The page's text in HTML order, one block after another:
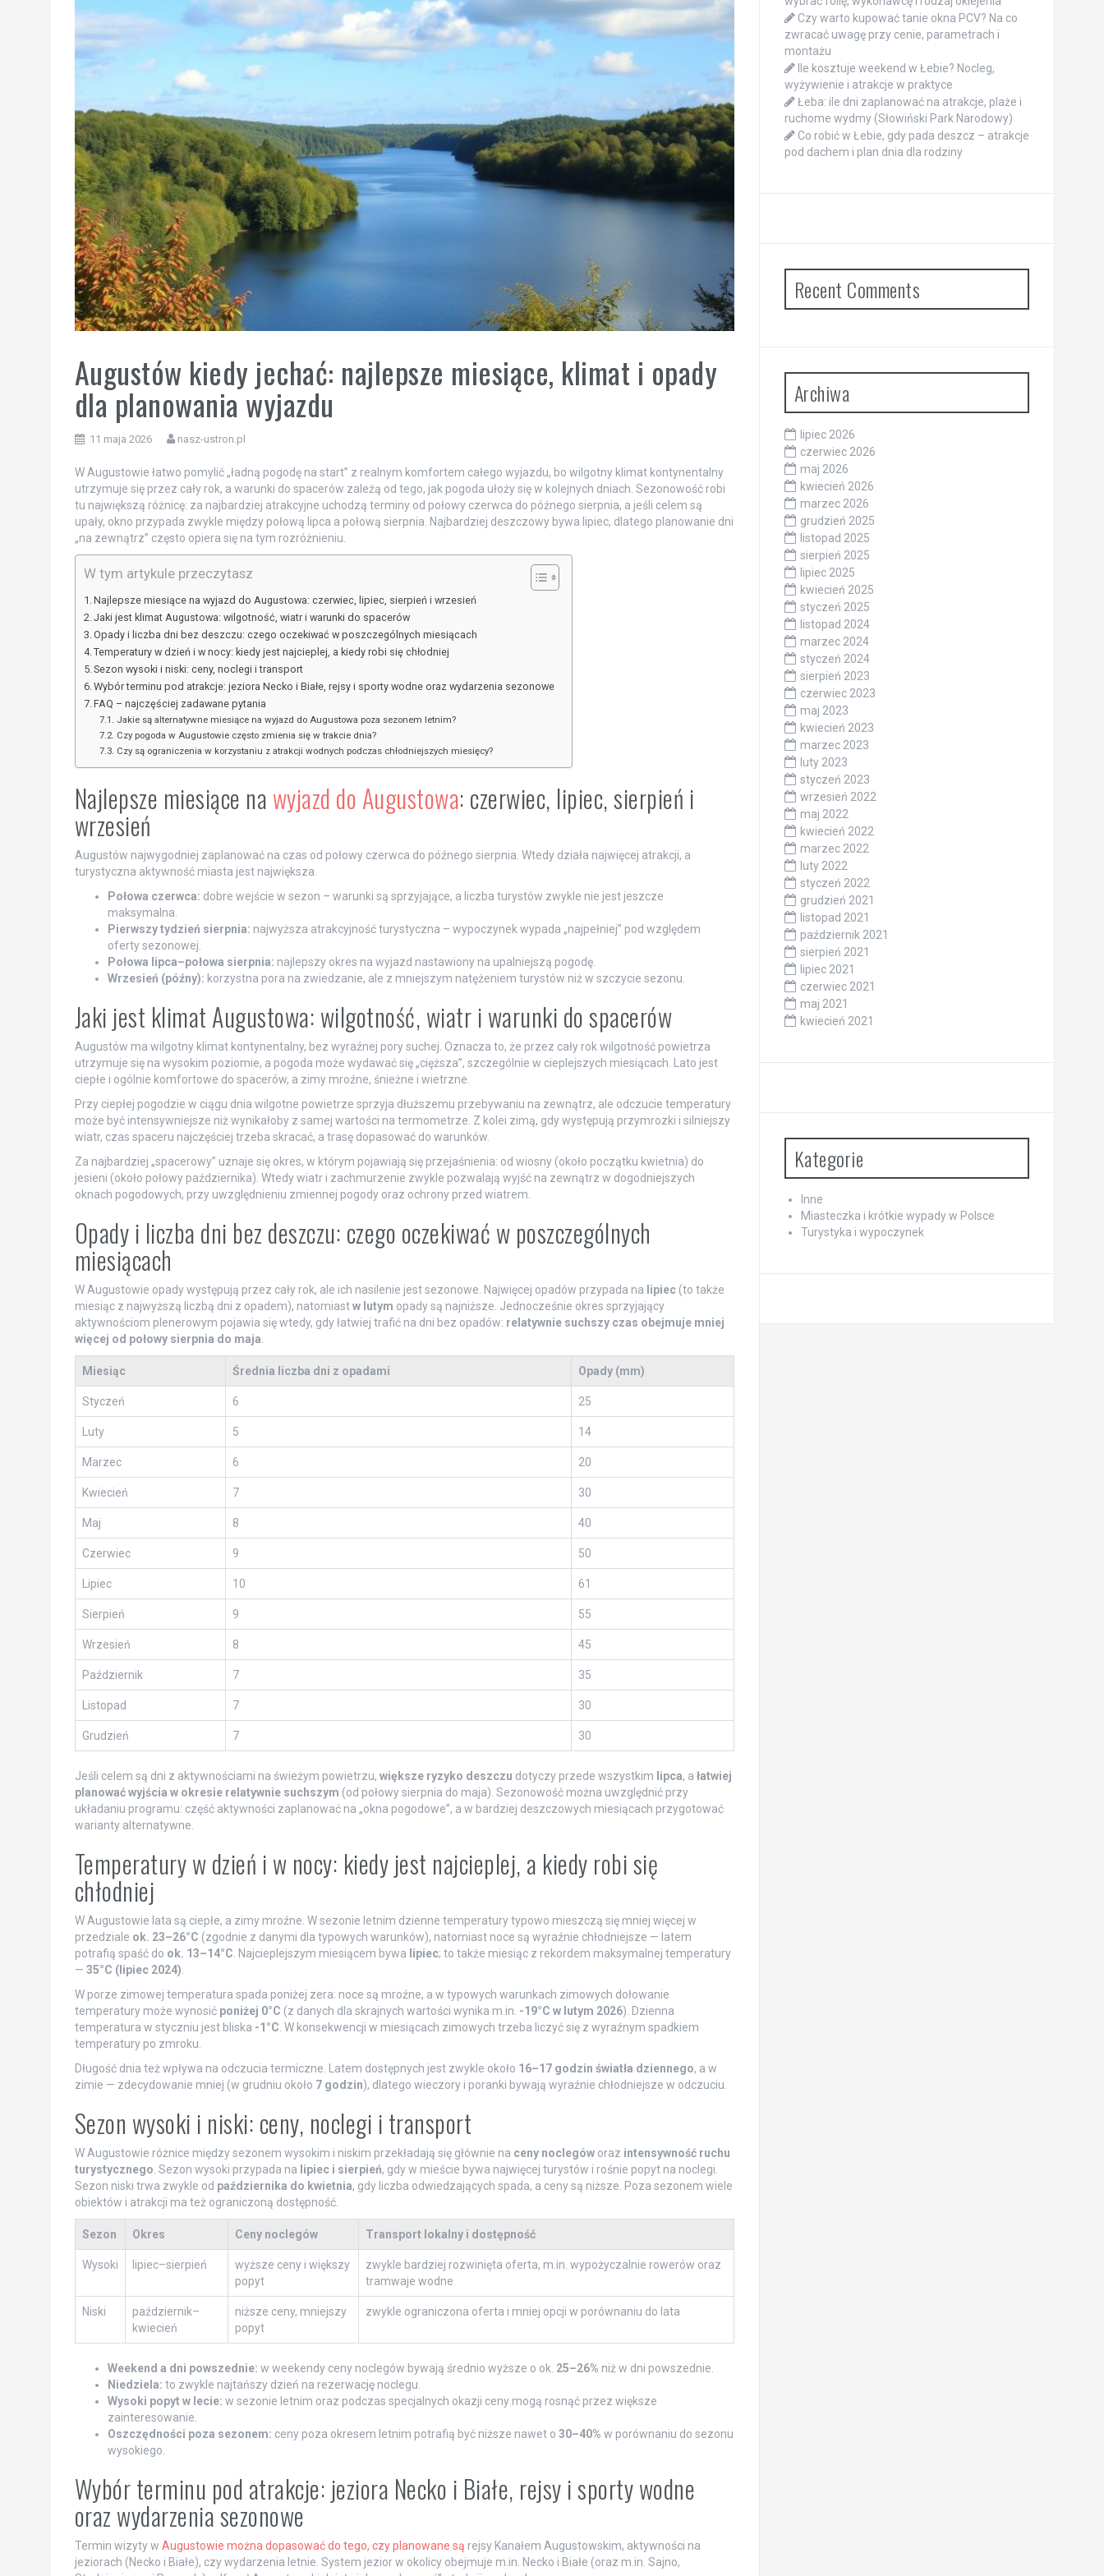
Augustów kiedy jechać: najlepsze miesiące, klimat i opady
dla planowania wyjazdu
11 maja 2026 nasz-ustron.pl
W Augustowie łatwo pomylić „ładną pogodę na start” z realnym komfortem całego wyjazdu, bo wilgotny klimat kontynentalny
utrzymuje się przez cały rok, a warunki do spacerów zależą od tego, jak pogoda ułoży się w kolejnych dniach. Sezonowość robi
tu największą różnicę: za najbardziej atrakcyjne uchodzą terminy od połowy czerwca do późnego sierpnia, a jeśli celem są
upały, okno przypada zwykle między połową lipca a połową sierpnia. Najbardziej deszczowy bywa lipiec, dlatego planowanie dni
„na zewnątrz” często opiera się na tym rozróżnieniu.
W tym artykule przeczytasz
Najlepsze miesiące na wyjazd do Augustowa: czerwiec, lipiec, sierpień i wrzesień
Jaki jest klimat Augustowa: wilgotność, wiatr i warunki do spacerów
Opady i liczba dni bez deszczu: czego oczekiwać w poszczególnych miesiącach
Temperatury w dzień i w nocy: kiedy jest najcieplej, a kiedy robi się chłodniej
Sezon wysoki i niski: ceny, noclegi i transport
Wybór terminu pod atrakcje: jeziora Necko i Białe, rejsy i sporty wodne oraz wydarzenia sezonowe
FAQ – najczęściej zadawane pytania
Jakie są alternatywne miesiące na wyjazd do Augustowa poza sezonem letnim?
Czy pogoda w Augustowie często zmienia się w trakcie dnia?
Czy są ograniczenia w korzystaniu z atrakcji wodnych podczas chłodniejszych miesięcy?
Najlepsze miesiące na wyjazd do Augustowa: czerwiec, lipiec, sierpień i
wrzesień
Augustów najwygodniej zaplanować na czas od połowy czerwca do późnego sierpnia. Wtedy działa najwięcej atrakcji, a
turystyczna aktywność miasta jest największa.
Połowa czerwca: dobre wejście w sezon – warunki są sprzyjające, a liczba turystów zwykle nie jest jeszcze
maksymalna.
Pierwszy tydzień sierpnia: najwyższa atrakcyjność turystyczna – wypoczynek wypada „najpełniej” pod względem
oferty sezonowej.
Połowa lipca–połowa sierpnia: najlepszy okres na wyjazd nastawiony na upalniejszą pogodę.
Wrzesień (późny): korzystna pora na zwiedzanie, ale z mniejszym natężeniem turystów niż w szczycie sezonu.
Jaki jest klimat Augustowa: wilgotność, wiatr i warunki do spacerów
Augustów ma wilgotny klimat kontynentalny, bez wyraźnej pory suchej. Oznacza to, że przez cały rok wilgotność powietrza
utrzymuje się na wysokim poziomie, a pogoda może wydawać się „cięższa”, szczególnie w cieplejszych miesiącach. Lato jest
ciepłe i ogólnie komfortowe do spacerów, a zimy mroźne, śnieżne i wietrzne.
Przy ciepłej pogodzie w ciągu dnia wilgotne powietrze sprzyja dłuższemu przebywaniu na zewnątrz, ale odczucie temperatury
może być intensywniejsze niż wynikałoby z samej wartości na termometrze. Z kolei zimą, gdy występują przymrozki i silniejszy
wiatr, czas spaceru najczęściej trzeba skracać, a trasę dopasować do warunków.
Za najbardziej „spacerowy” uznaje się okres, w którym pojawiają się przejaśnienia: od wiosny (około początku kwietnia) do
jesieni (około połowy października). Wtedy wiatr i zachmurzenie zwykle pozwalają wyjść na zewnątrz w dogodniejszych
oknach pogodowych, przy uwzględnieniu zmiennej pogody oraz ochrony przed wiatrem.
Opady i liczba dni bez deszczu: czego oczekiwać w poszczególnych
miesiącach
W Augustowie opady występują przez cały rok, ale ich nasilenie jest sezonowe. Najwięcej opadów przypada na lipiec(to także
miesiąc z najwyższą liczbą dni z opadem), natomiastw lutym opady są najniższe. Jednocześnie okres sprzyjający
aktywnościom plenerowym pojawia się wtedy, gdy łatwiej trafić na dni bez opadów: relatywnie suchszy czas obejmuje mniej
więcej od połowy sierpnia do maja
Miesiąc Średnia liczba dni z opadami Opady (mm)
Styczeń 6 25
Luty 5 14
Marzec 6 20
Kwiecień 7 30
Maj 8 40
Czerwiec 9 50
Lipiec 10 61
Sierpień 9 55
Wrzesień 8 45
Październik 7 35
Listopad 7 30
Grudzień 7 30
Jeśli celem są dni z aktywnościami na świeżym powietrzu, większe ryzyko deszczu dotyczy przede wszystkim lipca, a łatwiej
planować wyjścia w okresie relatywnie suchszym (od połowy sierpnia do maja). Sezonowość można uwzględnić przy
układaniu programu: część aktywności zaplanować na „okna pogodowe”, a w bardziej deszczowych miesiącach przygotować
warianty alternatywne.
Temperatury w dzień i w nocy: kiedy jest najcieplej, a kiedy robi się
chłodniej
W Augustowie lata są ciepłe, a zimy mroźne. W sezonie letnim dzienne temperatury typowo mieszczą się mniej więcej w
przedziale ok. 23–26°C (zgodnie z danymi dla typowych warunków), natomiast noce są wyraźnie chłodniejsze — latem
potrafią spaść do ok. 13–14°C . Najcieplejszym miesiącem bywa lipiec; to także miesiąc z rekordem maksymalnej temperatury
— 35°C (lipiec 2024)
W porze zimowej temperatura spada poniżej zera: noce są mroźne, a w typowych warunkach zimowych dołowanie
temperatury może wynosić poniżej 0°C (z danych dla skrajnych wartości wynika m.in. -19°C w lutym 2026). Dzienna
temperatura w styczniu jest bliska -1°C . W konsekwencji w miesiącach zimowych trzeba liczyć się z wyraźnym spadkiem
temperatury po zmroku.
Długość dnia też wpływa na odczucia termiczne. Latem dostępnych jest zwykle około 16–17 godzin światła dziennego, a w
zimie — zdecydowanie mniej (w grudniu około 7 godzin), dlatego wieczory i poranki bywają wyraźnie chłodniejsze w odczuciu.
Sezon wysoki i niski: ceny, noclegi i transport
W Augustowie różnice między sezonem wysokim i niskim przekładają się głównie na ceny noclegóworaz intensywność ruchu
turystycznego . Sezon wysoki przypada na lipiec i sierpień, gdy w mieście bywa najwięcej turystów i rośnie popyt na noclegi.
Sezon niski trwa zwykle od października do kwietnia, gdy liczba odwiedzających spada, a ceny są niższe. Poza sezonem wiele
obiektów i atrakcji ma też ograniczoną dostępność.
Sezon Okres Ceny noclegów Transport lokalny i dostępność
Wysoki lipiec–sierpień
wyższe ceny i większy
popyt
zwykle bardziej rozwinięta oferta, m.in. wypożyczalnie rowerów oraz
tramwaje wodne
Niski
październik–
kwiecień
niższe ceny, mniejszy
popyt
zwykle ograniczona oferta i mniej opcji w porównaniu do lata
Weekend a dni powszednie: w weekendy ceny noclegów bywają średnio wyższe o ok. 25–26% niż w dni powszednie.
Niedziela: to zwykle najtańszy dzień na rezerwację noclegu.
Wysoki popyt w lecie: w sezonie letnim oraz podczas specjalnych okazji ceny mogą rosnąć przez większe
zainteresowanie.
Oszczędności poza sezonem: ceny poza okresem letnim potrafią być niższe nawet o 30–40% w porównaniu do sezonu
wysokiego.
Wybór terminu pod atrakcje: jeziora Necko i Białe, rejsy i sporty wodne
oraz wydarzenia sezonowe
Termin wizyty w Augustowie można dopasować do tego, czy planowane są rejsy Kanałem Augustowskim, aktywności na
jeziorach (Necko i Białe), czy wydarzenia letnie. System jezior w okolicy obejmuje m.in. Necko i Białe (oraz m.in. Sajno,
Czy warto kupować tanie okna PCV? Na co
zwracać uwagę przy cenie, parametrach i
montażu
Ile kosztuje weekend w Łebie? Nocleg,
wyżywienie i atrakcje w praktyce
Łeba: ile dni zaplanować na atrakcje, plaże i
ruchome wydmy (Słowiński Park Narodowy)
Co robić w Łebie, gdy pada deszcz – atrakcje
pod dachem i plan dnia dla rodziny
Recent Comments
Archiwa
lipiec 2026
czerwiec 2026
maj 2026
kwiecień 2026
marzec 2026
grudzień 2025
listopad 2025
sierpień 2025
lipiec 2025
kwiecień 2025
styczeń 2025
listopad 2024
marzec 2024
styczeń 2024
sierpień 2023
czerwiec 2023
maj 2023
kwiecień 2023
marzec 2023
luty 2023
styczeń 2023
wrzesień 2022
maj 2022
kwiecień 2022
marzec 2022
luty 2022
styczeń 2022
grudzień 2021
listopad 2021
październik 2021
sierpień 2021
lipiec 2021
czerwiec 2021
maj 2021
kwiecień 2021
Kategorie
Inne
Miasteczka i krótkie wypady w Polsce
Turystyka i wypoczynek